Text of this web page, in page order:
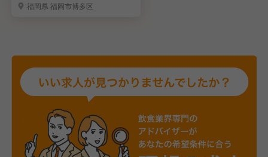
福岡県 福岡市博多区